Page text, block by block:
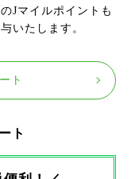
Jマイルポイントも
いたします。
ト
ト